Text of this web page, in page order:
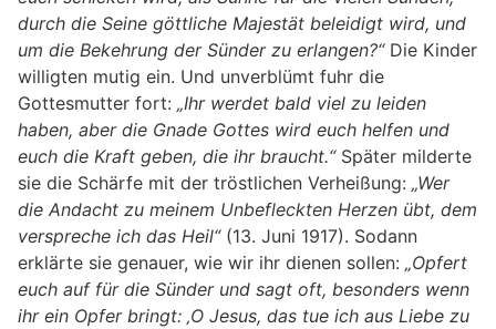
durch die Seine göttliche Majestät beleidigt wird, und
um die Bekehrung der Sünder zu erlangen?“Die Kinder
willigten mutig ein. Und unverblümt fuhr die
Gottesmutter fort: „Ihr werdet bald viel zu leiden
haben, aber die Gnade Gottes wird euch helfen und
euch die Kraft geben, die ihr braucht.“Später milderte
sie die Schärfe mit der tröstlichen Verheißung: „Wer
die Andacht zu meinem Unbefleckten Herzen übt, dem
verspreche ich das Heil“(13. Juni 1917). Sodann
erklärte sie genauer, wie wir ihr dienen sollen: „Opfert
euch auf für die Sünder und sagt oft, besonders wenn
ihr ein Opfer bringt: ‚O Jesus, das tue ich aus Liebe zu